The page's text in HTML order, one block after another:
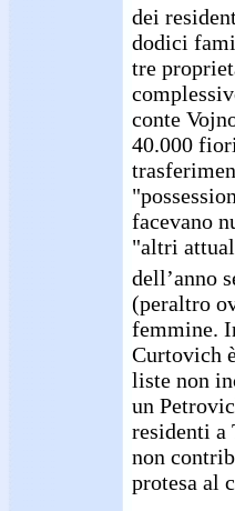
dei
dodici
tre
conte
40.000
facevano
"altri
dell’anno
(peraltro
femmine.
Curtovich
liste non
un
residenti a
non
protesa al